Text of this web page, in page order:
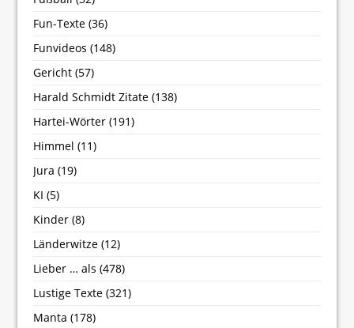
Fun-Texte (36)
Funvideos (148)
Gericht (57)
Harald Schmidt Zitate (138)
Hartei-Wörter (191)
Himmel (11)
Jura (19)
KI (5)
Kinder (8)
Länderwitze (12)
Lieber … als (478)
Lustige Texte (321)
Manta (178)